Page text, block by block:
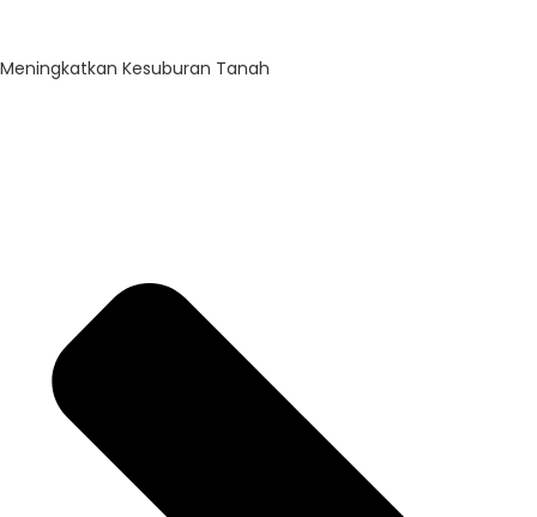
Meningkatkan Kesuburan Tanah